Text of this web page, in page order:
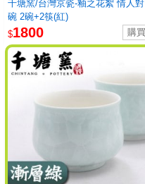
千塘窯/台灣京瓷-釉之花絮 情人對
碗 2碗+2筷(紅)
$1800